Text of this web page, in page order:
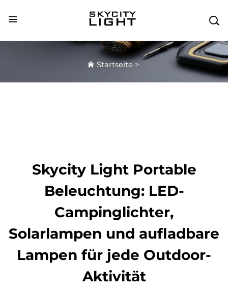

Startseite>
Skycity Light Portable
Beleuchtung: LED-
Campinglichter,
Solarlampen und aufladbare
Lampen für jede Outdoor-
Aktivität